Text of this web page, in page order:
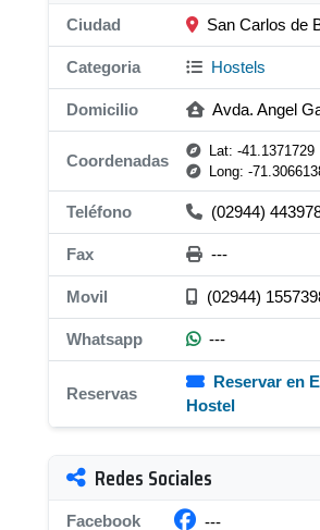
Ciudad San Carlos de
Categoria Hostels
Domicilio Avda. Angel
Coordenadas
Lat: -41.1371729
Long: -
Teléfono (02944)
Fax ---
Movil (02944)
Whatsapp ---
Reservas
Reservar en
Hostel
Redes Sociales
Facebook ---